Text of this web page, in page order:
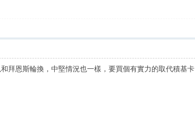
拜恩斯輪換，中堅情況也一樣，要買個有實力的取代積基卡